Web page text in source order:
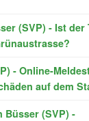
(SVP) - Ist der
- Online-
auf dem
Büsser (SVP) -